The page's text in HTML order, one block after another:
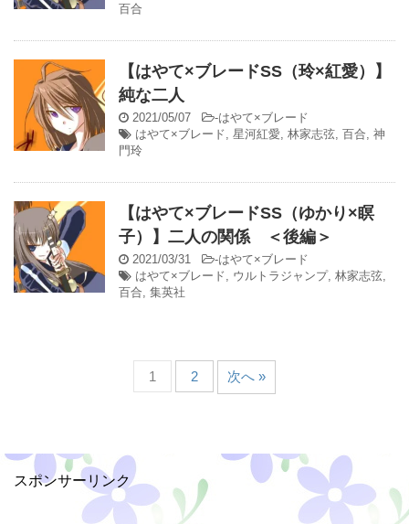
百合
【はやて×ブレードSS（玲×紅愛）】
純な二人
2021/05/07 -はやて×ブレード
はやて×ブレード, 星河紅愛, 林家志弦, 百合, 神
門玲
【はやて×ブレードSS（ゆかり×瞑
子）】二人の関係 ＜後編＞
2021/03/31 -はやて×ブレード
はやて×ブレード, ウルトラジャンプ, 林家志弦,
百合, 集英社
1 2 次へ »
スポンサーリンク